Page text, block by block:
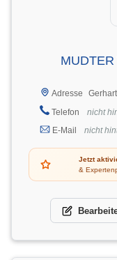
Adresse
Telefon
nicht
E-Mail
nicht
Jetzt
&